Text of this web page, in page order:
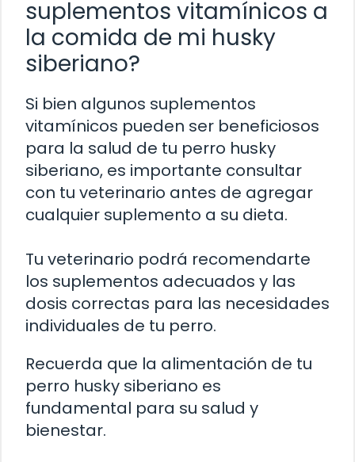
suplementos vitamínicos a
la comida de mi husky
siberiano?
Si bien algunos suplementos
vitamínicos pueden ser beneficiosos
para la salud de tu perro husky
siberiano, es importante consultar
con tu veterinario antes de agregar
cualquier suplemento a su dieta.
Tu veterinario podrá recomendarte
los suplementos adecuados y las
dosis correctas para las necesidades
individuales de tu perro.
Recuerda que la alimentación de tu
perro husky siberiano es
fundamental para su salud y
bienestar.